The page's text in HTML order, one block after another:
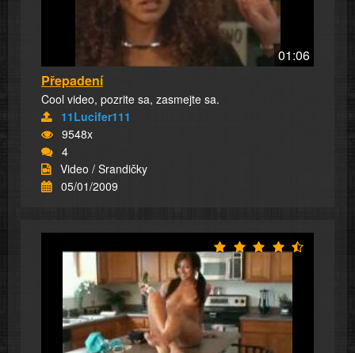
01:06
Přepadení
Cool video, pozrite sa, zasmejte sa.
11Lucifer111
9548x
4
Video / Srandičky
05/01/2009